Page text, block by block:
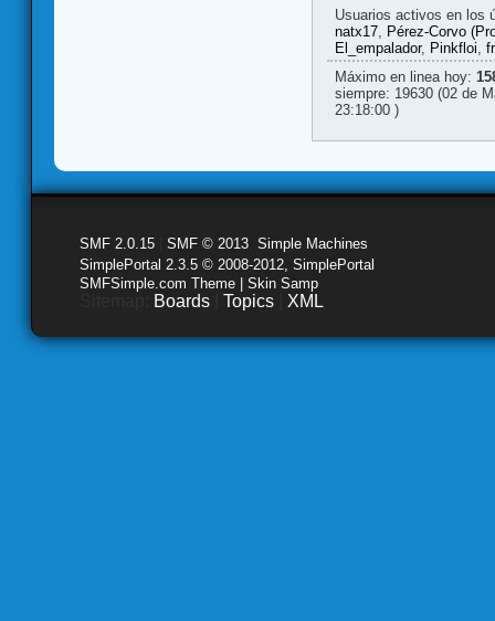
Usuarios activos en los
natx17, Pérez-Corvo
El_empalador, Pinkfloi,
Máximo en linea hoy:
siempre: 19630 (02 de
23:18:00 )
SMF 2.0.15 SMF © 2013 Simple Machines
SimplePortal 2.3.5 © 2008-2012, SimplePortal
SMFSimple.com Theme | Skin Samp
Boards Topics XML